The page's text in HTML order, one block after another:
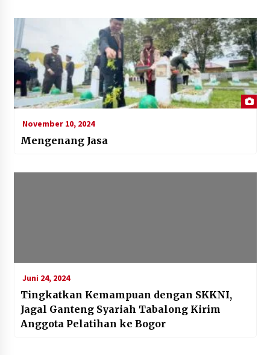
November 10, 2024
Mengenang Jasa
Juni 24, 2024
Tingkatkan Kemampuan dengan SKKNI,
Jagal Ganteng Syariah Tabalong Kirim
Anggota Pelatihan ke Bogor